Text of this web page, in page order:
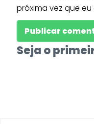
próxima vez que
Seja o